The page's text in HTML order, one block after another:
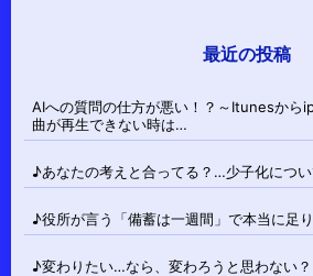
最近の投稿
AIへの質問の仕方が悪い！？～Itunesから
曲が再生できない時は…
♪あなたの考えと合ってる？…少子化につ
♪役所が言う「備蓄は一週間」で本当に足
♪変わりたい…なら、変わろうと思わない？